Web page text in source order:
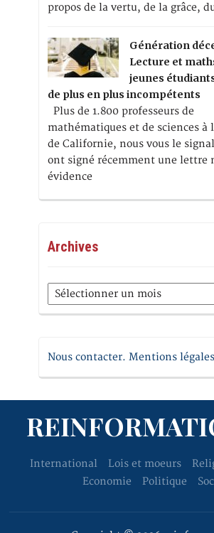
propos de la vertu, de la grâce,
Génération
Lecture et
jeunes étudiants
de plus en plus incompétents
Plus de 1.800 professeurs de
mathématiques et de sciences à
de Californie, nous vous le
ont signé récemment une lettre
évidence
Archives
Archives
Nous contacter. Mentions légales
International Lois et moeurs
Economie
Politique